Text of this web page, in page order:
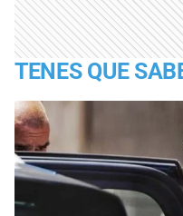
TENES QUE